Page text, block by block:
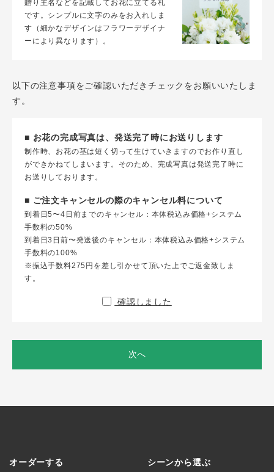
贈り主名などを記載してお花に立てる札
です。シンプルに文字のみをお入れしま
す（細かなデザインはフラワーデザイナ
ーにより異なります）。
以下の注意事項をご確認いただきチェックをお願いいたしま
す。
■ お花の完成写真は、発送完了時にお送りします
制作時、お花の茎は短く切って生けていきますのでお作り直し
ができかねてしまいます。そのため、完成写真は発送完了時に
お送りしております。
■ ご注文キャンセルの際のキャンセル料について
到着日5〜4日前までのキャンセル：本体税込み価格+システム
手数料の50%
到着日3日前〜発送後のキャンセル：本体税込み価格+システム
手数料の100%
※振込手数料275円を差し引かせて頂いた上でご返金致しま
す。
確認しました
次へ
オーダーする シーンから選ぶ